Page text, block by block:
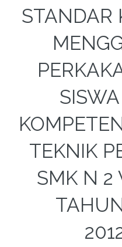
STANDAR
TEKNIK
SMK N 2